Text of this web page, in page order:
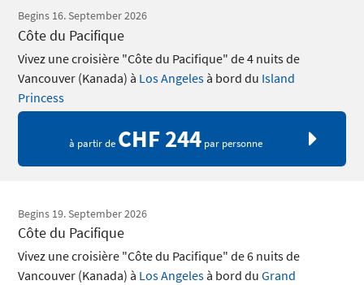
Begins 16. September 2026
Côte du Pacifique
Vivez une croisière "Côte du Pacifique" de 4 nuits de
Vancouver (Kanada) à Los Angelesà bord du Island
Princess
à partir de CHF 244par personne
Begins 19. September 2026
Côte du Pacifique
Vivez une croisière "Côte du Pacifique" de 6 nuits de
Vancouver (Kanada) à Los Angelesà bord duGrand